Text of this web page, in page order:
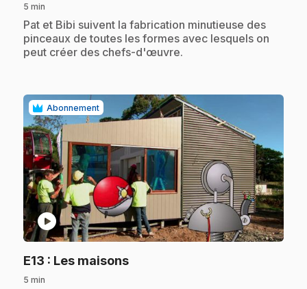
5 min
.Pat et Bibi suivent la fabrication minutieuse des
pinceaux de toutes les formes avec lesquels on
peut créer des chefs-d'œuvre.
Abonnement
play_circle
E13 : Les maisons.
5 min